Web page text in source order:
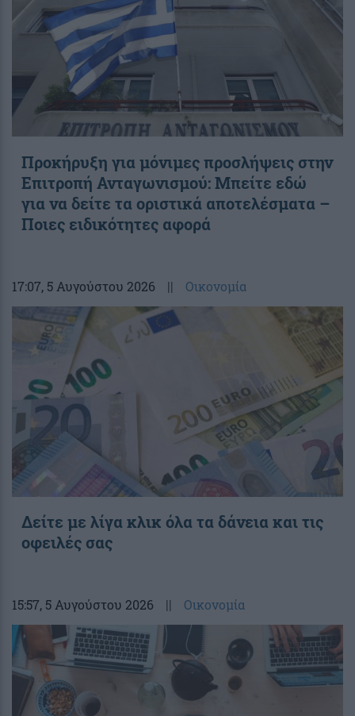
Προκήρυξη για μόνιμες προσλήψεις στην
Επιτροπή Ανταγωνισμού: Μπείτε εδώ
για να δείτε τα οριστικά αποτελέσματα –
Ποιες ειδικότητες αφορά
17:07, 5 Αυγούστου 2026 || Οικονομία
Δείτε με λίγα κλικ όλα τα δάνεια και τις
οφειλές σας
15:57, 5 Αυγούστου 2026 || Οικονομία